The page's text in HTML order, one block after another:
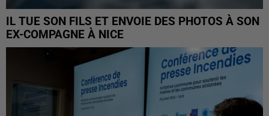
IL TUE SON FILS ET ENVOIE DES PHOTOS À SON
EX-COMPAGNE À NICE